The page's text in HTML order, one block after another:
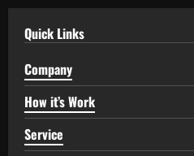
Quick Links
Company
How it’s Work
Service